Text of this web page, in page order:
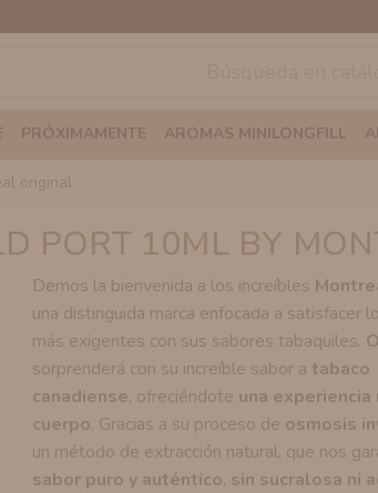
PRÓXIMAMENTE AROMAS MINILONGFILL
original
PORT 10ML BY
Demos la bienvenida a los increíbles
una distinguida marca enfocada a satisfacer
más exigentes con sus sabores tabaquiles.
sorprenderá con su increíble sabor a tabaco
canadiense, ofreciéndote una experiencia
cuerpo. Gracias a su proceso de osmosis
un método de extracción natural, que nos
sabor puro y auténtico, sin sucralosa ni